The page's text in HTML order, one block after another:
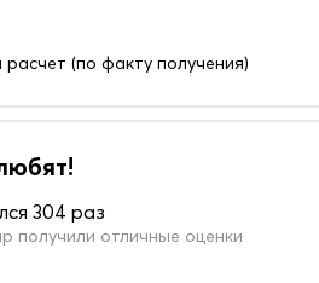
(по факту получения)
304 раз
получили отличные оценки